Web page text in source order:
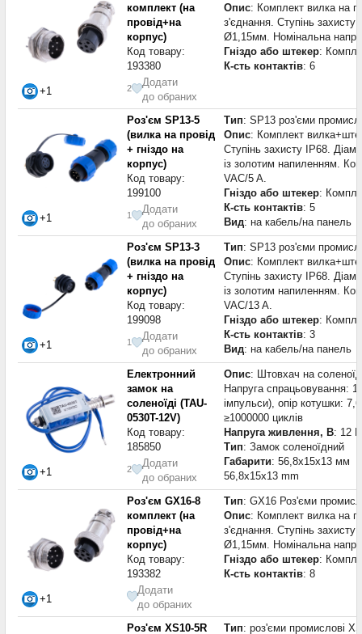
+1
комплект (на
провід+на
корпус)
Код товару:
193380
2
Додати
до обраних
Опис: Комплект вилка на
з'єднання. Ступінь
Ø1,15мм. Номінальна
Гніздо або штекер:
К-сть контактів: 6
+1
Роз'єм SP13-5
(вилка на провід
+ гніздо на
корпус)
Код товару:
199100
1
Додати
до обраних
Тип: SP13 роз'єми
Опис: Комплект
Ступінь захисту IP68.
із золотим напиленням.
VAC/5 A.
Гніздо або штекер:
К-сть контактів: 5
Вид: на кабель/на панель
+1
Роз'єм SP13-3
(вилка на провід
+ гніздо на
корпус)
Код товару:
199098
1
Додати
до обраних
Тип: SP13 роз'єми
Опис: Комплект
Ступінь захисту IP68.
із золотим напиленням.
VAC/13 A.
Гніздо або штекер:
К-сть контактів: 3
Вид: на кабель/на панель
+1
Електронний
замок на
соленоїді (TAU-
0530T-12V)
Код товару:
185850
2
Додати
до обраних
Опис: Штовхач на
Напруга спрацьовування:
імпульси), опір котушки:
≥1000000 циклів
Напруга живлення, В: 12 В
Тип: Замок соленоїдний
Габарити: 56,8x15x13 мм
56,8x15x13 mm
+1
Роз'єм GX16-8
комплект (на
провід+на
корпус)
Код товару:
193382
Додати
до обраних
Тип: GX16 Роз'єми
Опис: Комплект вилка на
з'єднання. Ступінь
Ø1,15мм. Номінальна
Гніздо або штекер:
К-сть контактів: 8
Роз'єм XS10-5R
Тип: роз'єми промислові